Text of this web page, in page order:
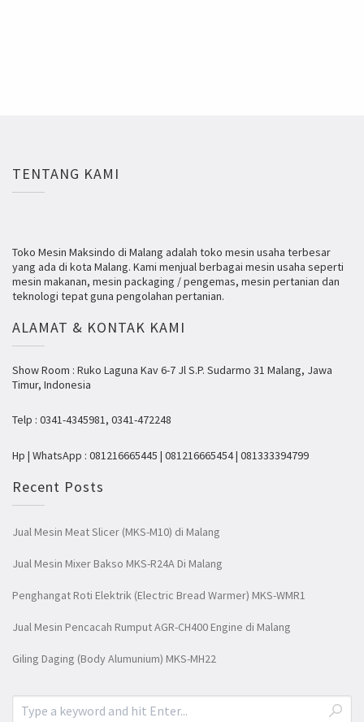
TENTANG KAMI
Toko Mesin Maksindo di Malang adalah toko mesin usaha terbesar
yang ada di kota Malang. Kami menjual berbagai mesin usaha seperti
mesin makanan, mesin packaging / pengemas, mesin pertanian dan
teknologi tepat guna pengolahan pertanian.
ALAMAT & KONTAK KAMI
Show Room : Ruko Laguna Kav 6-7 Jl S.P. Sudarmo 31 Malang, Jawa
Timur, Indonesia
Telp : 0341-4345981, 0341-472248
Hp | WhatsApp : 081216665445 | 081216665454 | 081333394799
Recent Posts
Jual Mesin Meat Slicer (MKS-M10) di Malang
Jual Mesin Mixer Bakso MKS-R24A Di Malang
Penghangat Roti Elektrik (Electric Bread Warmer) MKS-WMR1
Jual Mesin Pencacah Rumput AGR-CH400 Engine di Malang
Giling Daging (Body Alumunium) MKS-MH22